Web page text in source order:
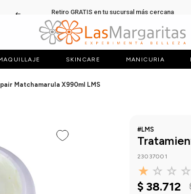
Retiro GRATIS en tu sucursal más cercana
SKINCARE MANICURIA
Matchamarula X990ml LMS
#LMS
23037001
★ ☆ ☆ ☆
$ 38.712